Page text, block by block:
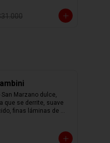
San Marzano dulce,
que se derrite, suave
finas láminas de